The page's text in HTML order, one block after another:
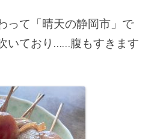
って「晴天の静岡市」で
いており……腹もすきます